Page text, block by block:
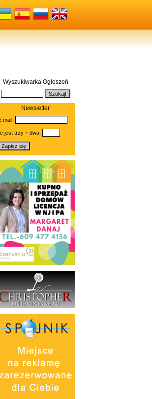
Wyszukiwarka Ogłoszeń
Newsletter
mail:
jest trzy + dwa: